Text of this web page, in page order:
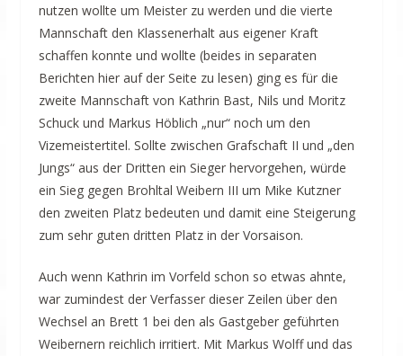
nutzen wollte um Meister zu werden und die vierte
Mannschaft den Klassenerhalt aus eigener Kraft
schaffen konnte und wollte (beides in separaten
Berichten hier auf der Seite zu lesen) ging es für die
zweite Mannschaft von Kathrin Bast, Nils und Moritz
Schuck und Markus Höblich „nur“ noch um den
Vizemeistertitel. Sollte zwischen Grafschaft II und „den
Jungs“ aus der Dritten ein Sieger hervorgehen, würde
ein Sieg gegen Brohltal Weibern III um Mike Kutzner
den zweiten Platz bedeuten und damit eine Steigerung
zum sehr guten dritten Platz in der Vorsaison.
Auch wenn Kathrin im Vorfeld schon so etwas ahnte,
war zumindest der Verfasser dieser Zeilen über den
Wechsel an Brett 1 bei den als Gastgeber geführten
Weibernern reichlich irritiert. Mit Markus Wolff und das